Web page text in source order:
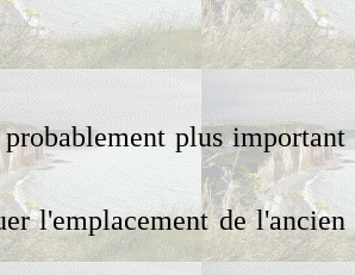
plus important
l'emplacement de l'ancien